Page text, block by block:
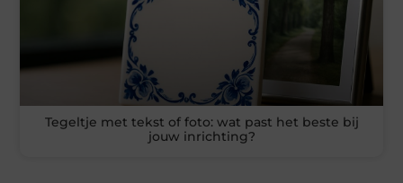
Tegeltje met tekst of foto: wat past het beste bij
jouw inrichting?